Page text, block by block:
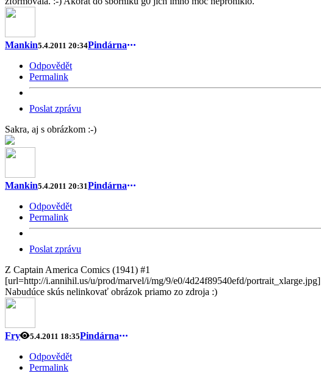
Mankin5.4.2011 20:34Pindárna
Odpovědět
Permalink
Poslat zprávu
Sakra, aj s obrázkom :-)
Mankin5.4.2011 20:31Pindárna
Odpovědět
Permalink
Poslat zprávu
Z Captain America Comics (1941) #1
[url=http://i.annihil.us/u/prod/marvel/i/mg/9/e0/4d24f89540efd/portrait_xlarge.jpg]
Nabudúce skús nelinkovať obrázok priamo zo zdroja :)
Fry 5.4.2011 18:35Pindárna
Odpovědět
Permalink